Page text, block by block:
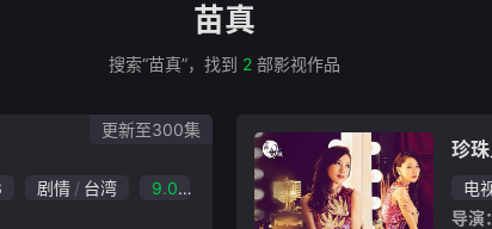
苗真
搜索“苗真”，找到 2 部影视作品
剧情 台湾
9.0
更新至300集
珍
电
导演：